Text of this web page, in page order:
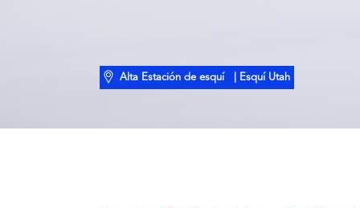
Alta Estación de esquí | Esquí Utah